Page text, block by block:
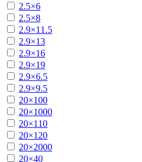
2.5×6
2.5×8
2.9×11.5
2.9×13
2.9×16
2.9×19
2.9×6.5
2.9×9.5
20×100
20×1000
20×110
20×120
20×2000
20×40